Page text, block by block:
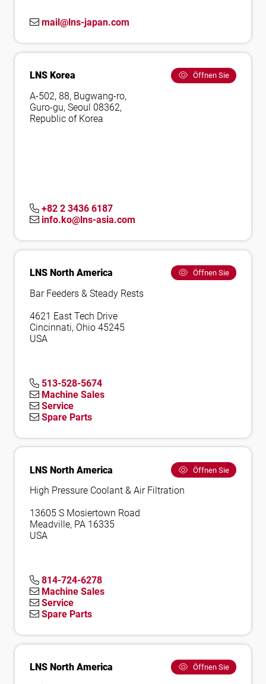
mail@lns-japan.com
LNS Korea Öffnen Sie
A-502, 88, Bugwang-ro,
Guro-gu, Seoul 08362,
Republic of Korea
+82 2 3436 6187
info.ko@lns-asia.com
LNS North America Öffnen Sie
Bar Feeders & Steady Rests
4621 East Tech Drive
Cincinnati, Ohio 45245
USA
513-528-5674
Machine Sales
Service
Spare Parts
LNS North America Öffnen Sie
High Pressure Coolant & Air Filtration
13605 S Mosiertown Road
Meadville, PA 16335
USA
814-724-6278
Machine Sales
Service
Spare Parts
LNS North America Öffnen Sie